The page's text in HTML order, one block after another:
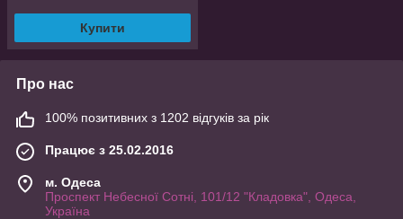
Купити
Про нас
100% позитивних з 1202 відгуків за рік
Працює з 25.02.2016
м. Одеса
Проспект Небесної Сотні, 101/12 "Кладовка", Одеса,
Україна